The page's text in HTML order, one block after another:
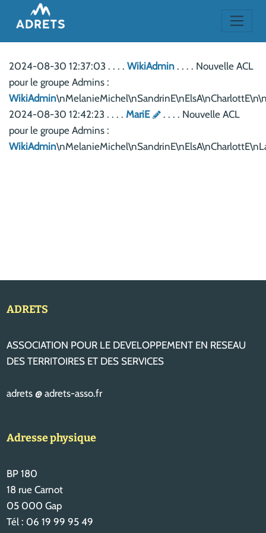
2024-08-30 12:37:03 . . . . WikiAdmin . . . . Nouvelle ACL
pour le groupe Admins :
WikiAdmin
2024-08-30 12:42:23 . . . . MariE
. . . . Nouvelle ACL
pour le groupe Admins :
WikiAdmin
ADRETS
ASSOCIATION POUR LE DEVELOPPEMENT EN RESEAU
DES TERRITOIRES ET DES SERVICES
adrets @ adrets-asso.fr
Adresse physique
BP 180
18 rue Carnot
05 000 Gap
Tél : 06 19 99 95 49